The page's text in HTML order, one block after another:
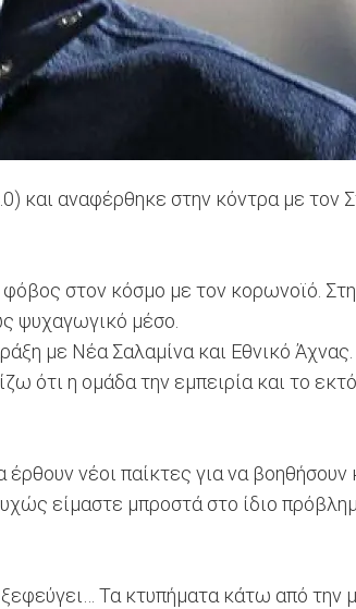
και αναφέρθηκε στην κόντρα με τον
φόβος στον κόσμο με τον κορωνοϊό.
ψυχαγωγικό μέσο.
με Νέα Σαλαμίνα και Εθνικό
ότι η ομάδα την εμπειρία και το
έρθουν νέοι παίκτες για να
είμαστε μπροστά στο ίδιο
Τα κτυπήματα κάτω από την